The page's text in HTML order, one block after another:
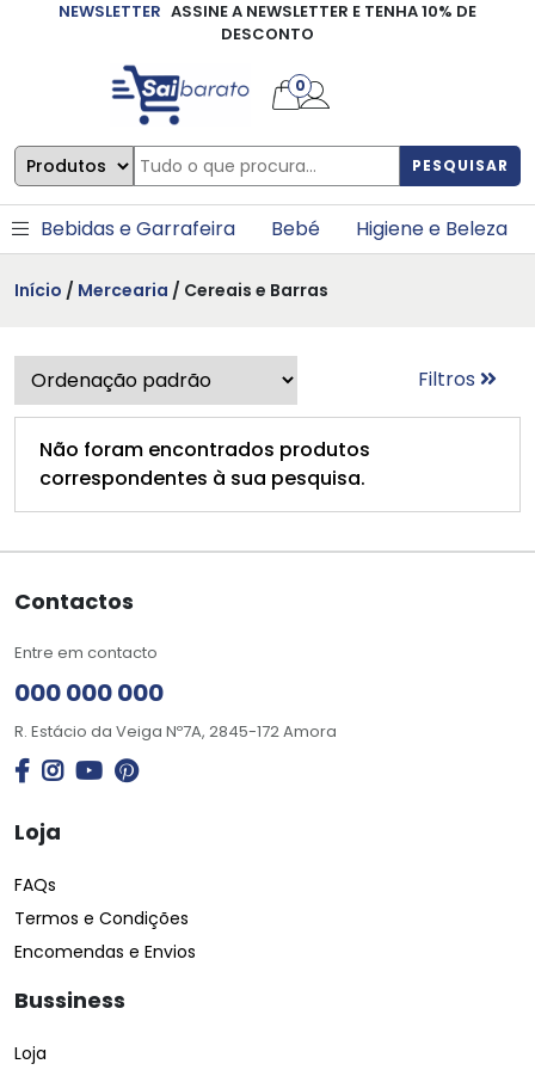
NEWSLETTER ASSINE A NEWSLETTER E TENHA 10% DE
DESCONTO
PESQUISAR
0
Bebidas e Garrafeira Bebé Higiene e Beleza
Início / Mercearia / Cereais e Barras
Filtros
Não foram encontrados produtos
correspondentes à sua pesquisa.
Contactos
Entre em contacto
000 000 000
R. Estácio da Veiga Nº7A, 2845-172 Amora
Loja
FAQs
Termos e Condições
Encomendas e Envios
Bussiness
Loja